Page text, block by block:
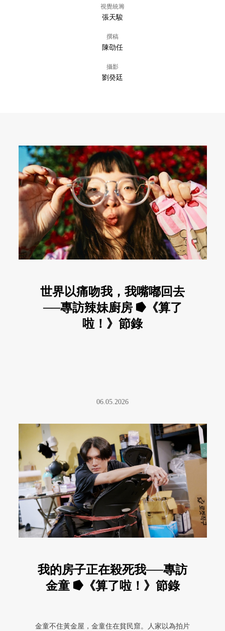
視覺統籌
張天駿
撰稿
陳劭任
攝影
劉癸廷
世界以痛吻我，我嘴嘟回去
──專訪辣妹廚房 ⭓《算了
啦！》節錄
06.05.2026
我的房子正在殺死我──專訪
金童 ⭓《算了啦！》節錄
金童不住黃金屋，金童住在貧民窟。人家以為拍片